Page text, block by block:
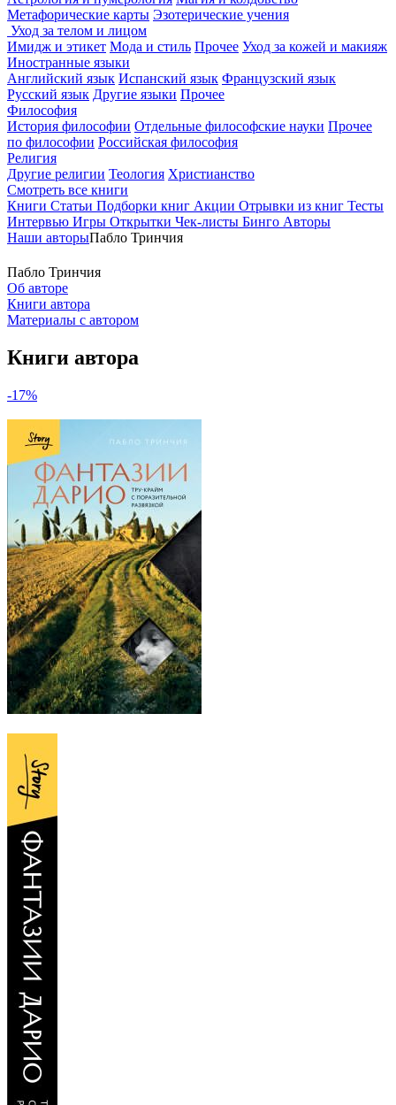
Метафорические карты Эзотерические учения
Уход за телом и лицом
Имидж и этикет Мода и стиль Прочее Уход за кожей и макияж
Иностранные языки
Английский язык Испанский язык Французский язык
Русский язык Другие языки Прочее
Философия
История философии Отдельные философские науки Прочее
по философии Российская философия
Религия
Другие религии Теология Христианство
Смотреть все книги
Книги Статьи Подборки книг Акции Отрывки из книг Тесты
Интервью Игры Открытки Чек-листы Бинго Авторы
Наши авторыПабло Тринчия
Пабло Тринчия
Об авторе
Книги автора
Материалы с автором
Книги автора
-17%